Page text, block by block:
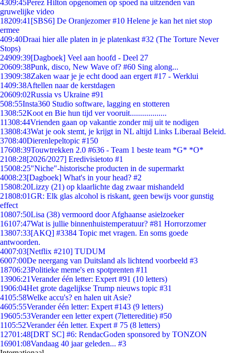
4309:45Perez Hilton opgenomen op spoed na uitzenden van
gruwelijke video
18209:41 [SBS6] De Oranjezomer #10 Helene je kan het niet stop
ermee
409:40Draai hier alle platen in je platenkast #32 (The Torture Never
Stops)
24909:39[Dagboek] Veel aan hoofd - Deel 27
20609:38Punk, disco, New Wave of? #60 Sing along...
13909:38Zaken waar je je echt dood aan ergert #17 - Werklui
1409:38Aftellen naar de kerstdagen
20609:02Russia vs Ukraine #91
508:55Insta360 Studio software, lagging en stotteren
1308:52Koot en Bie hun tijd ver vooruit..................
11308:44Vrienden gaan op vakantie zonder mij uit te nodigen
13808:43Wat je ook stemt, je krijgt in NL altijd Links Liberaal Beleid.
3708:40Dierenlepeltopic #150
17608:39Touwtrekken 2.0 #636 - Team 1 beste team *G* *O*
2108:28[2026/2027] Eredivisietoto #1
15008:25"Niche"-historische producten in de supermarkt
4008:23[Dagboek] What's in your head? #2
15808:20Lizzy (21) op klaarlichte dag zwaar mishandeld
21808:01GR: Elk glas alcohol is riskant, geen bewijs voor gunstig
effect
10807:50Lisa (38) vermoord door Afghaanse asielzoeker
16107:47Wat is jullie binnenhuistemperatuur? #81 Horrorzomer
13807:33[AKQ] #3384 Topic met vragen. En soms goede
antwoorden.
4007:03[Netflix #210] TUDUM
6007:00De neergang van Duitsland als lichtend voorbeeld #3
18706:23Politieke meme's en spotprenten #11
13906:21Verander één letter: Expert #91 (10 letters)
1906:04Het grote dagelijkse Trump nieuws topic #31
4105:58Welke accu's? en halen uit Asie?
4605:55Verander één letter: Expert #143 (9 letters)
19605:53Verander een letter expert (7lettereditie) #50
1105:52Verander één letter. Expert # 75 (8 letters)
12701:48[DRT SC] #6: RendacGoden sponsored by TONZON
16901:08Vandaag 40 jaar geleden... #3